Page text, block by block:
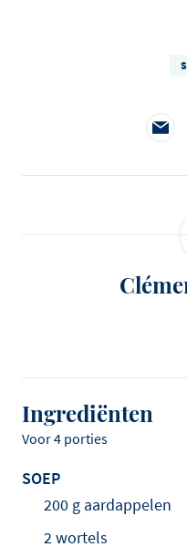
Ingrediënten
Voor 4 porties
SOEP
200 g aardappelen
2 wortels